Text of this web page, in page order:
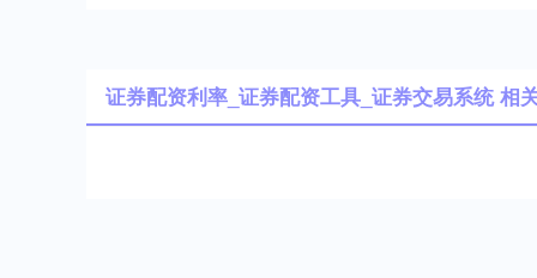
证券配资利率_证券配资工具_证券交易系统 相